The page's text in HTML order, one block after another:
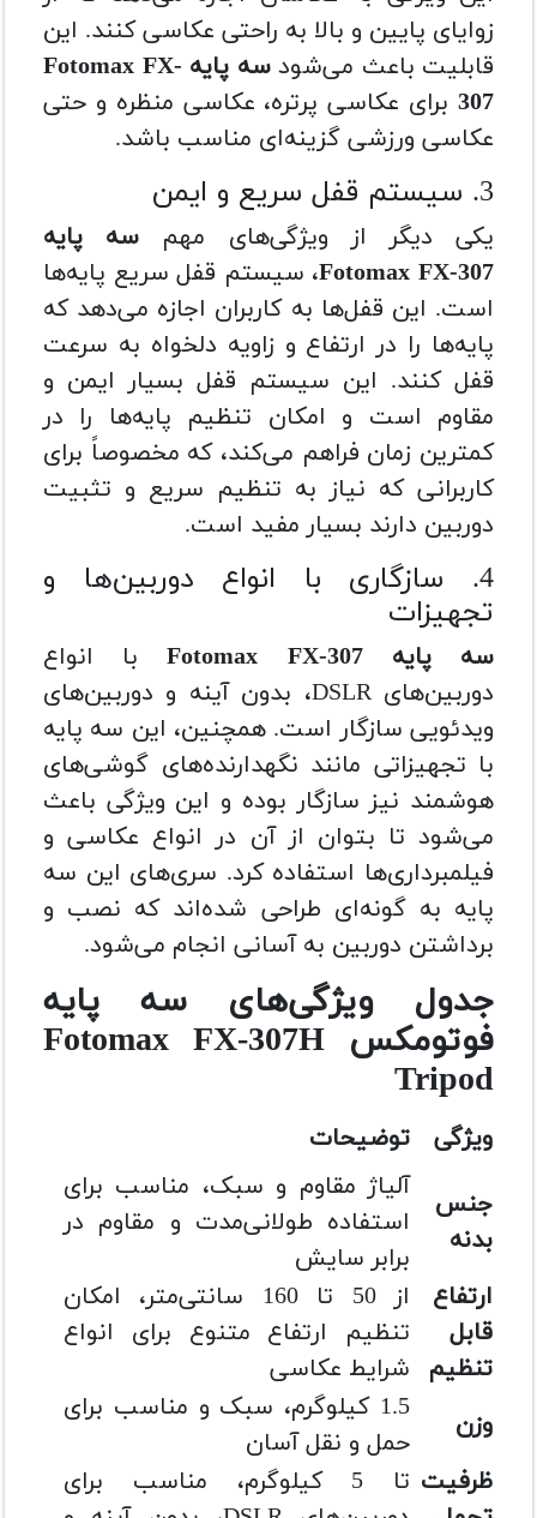
زوایای پایین و بالا به راحتی عکاسی کنند. این
قابلیت باعث می‌شود
سه پایه Fotomax FX-
307 برای عکاسی پرتره، عکاسی منظره و حتی
عکاسی ورزشی گزینه‌ای مناسب باشد.
3. سیستم قفل سریع و ایمن
یکی دیگر از ویژگی‌های مهم سه پایه
Fotomax FX-307، سیستم قفل سریع پایه‌ها
است. این قفل‌ها به کاربران اجازه می‌دهد که
پایه‌ها را در ارتفاع و زاویه دلخواه به سرعت
قفل کنند. این سیستم قفل بسیار ایمن و
مقاوم است و امکان تنظیم پایه‌ها را در
کمترین زمان فراهم می‌کند، که مخصوصاً برای
کاربرانی که نیاز به تنظیم سریع و تثبیت
دوربین دارند بسیار مفید است.
4. سازگاری با انواع دوربین‌ها و
تجهیزات
سه پایه Fotomax FX-307
با انواع
دوربین‌های DSLR، بدون آینه و دوربین‌های
ویدئویی سازگار است. همچنین، این سه پایه
با تجهیزاتی مانند نگهدارنده‌های گوشی‌های
هوشمند نیز سازگار بوده و این ویژگی باعث
می‌شود تا بتوان از آن در انواع عکاسی و
فیلمبرداری‌ها استفاده کرد. سری‌های این سه
پایه به گونه‌ای طراحی شده‌اند که نصب و
برداشتن دوربین به آسانی انجام می‌شود.
جدول ویژگی‌های سه پایه
فوتومکس Fotomax FX-307H
Tripod
ویژگی
توضیحات
جنس
بدنه
آلیاژ مقاوم و سبک، مناسب برای
استفاده طولانی‌مدت و مقاوم در
برابر سایش
ارتفاع
قابل
تنظیم
از 50 تا 160 سانتی‌متر، امکان
تنظیم ارتفاع متنوع برای انواع
شرایط عکاسی
وزن
1.5 کیلوگرم، سبک و مناسب برای
حمل و نقل آسان
ظرفیت
تا 5 کیلوگرم، مناسب برای